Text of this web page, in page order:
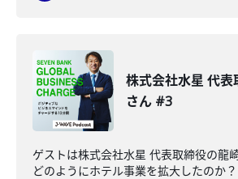
株式会社水星 代
さん #3
ゲストは株式会社水星 代表取締役の龍
どのようにホテル事業を拡大したのか？